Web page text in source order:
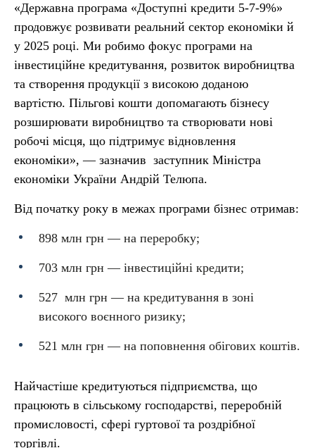
«Державна програма «Доступні кредити 5-7-9%»
продовжує розвивати реальний сектор економіки й
у 2025 році. Ми робимо фокус програми на
інвестиційне кредитування, розвиток виробництва
та створення продукції з високою доданою
вартістю. Пільгові кошти допомагають бізнесу
розширювати виробництво та створювати нові
робочі місця, що підтримує відновлення
економіки», — зазначив заступник Міністра
економіки України Андрій Телюпа.
Від початку року в межах програми бізнес отримав:
898 млн грн — на переробку;
703 млн грн — інвестиційні кредити;
527 млн грн — на кредитування в зоні
високого воєнного ризику;
521 млн грн — на поповнення обігових коштів.
Найчастіше кредитуються підприємства, що
працюють в сільському господарстві, переробній
промисловості, сфері гуртової та роздрібної
торгівлі.